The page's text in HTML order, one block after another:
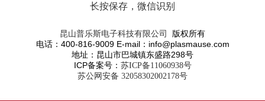
长按保存，微信识别
昆山普乐斯电子科技有限公司
版权所有
电话：400-816-9009 E-mail：info@plasmause.com
地址：昆山市巴城镇东盛路298号
ICP备案号： 苏ICP备11060938号
苏公网安备 32058302002178号